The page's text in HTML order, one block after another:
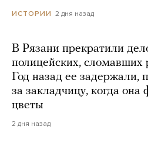
ИСТОРИИ 2 дня назад
В Рязани прекратили
полицейских, сломавших
Год назад ее задержали,
за закладчицу, когда она
цветы
2 дня назад